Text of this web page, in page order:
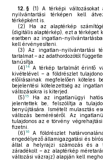
12. § (1) A térképi
nyilvántartási térképen kell
térképként is.
(2) Ha az alaptérkép
(digitális alaptérkép), ezt a
esetben az ingatlan-
kell érvényesíteni.
(3) Az ingatlan-nyilvántartási
tartalmat – az adathordozótól
tanúsítja.
(4) 14 A térkép tartalmát érintő
kivételével – a földrészlet
előírásainak megfelelően köteles
bejelentési kötelezettség az
változásokra is kiterjed.
(5) 15
Ha az ingatlanügyi
jelentettek be, felszólítja a
benyújtására. Ismételt mulasztás
változás beméréséről. Az
tulajdonos az e törvény
fizetni.
(6) 16
A földrészlet
engedélyező államigazgatási és
által a helyrajzi számozás és a
záradékolt – az alaptérkép
változási vázrajz) alapján kell